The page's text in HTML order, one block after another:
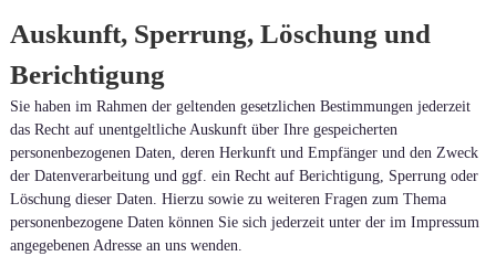
Auskunft, Sperrung, Löschung und
Berichtigung
Sie haben im Rahmen der geltenden gesetzlichen Bestimmungen jederzeit
das Recht auf unentgeltliche Auskunft über Ihre gespeicherten
personenbezogenen Daten, deren Herkunft und Empfänger und den Zweck
der Datenverarbeitung und ggf. ein Recht auf Berichtigung, Sperrung oder
Löschung dieser Daten. Hierzu sowie zu weiteren Fragen zum Thema
personenbezogene Daten können Sie sich jederzeit unter der im Impressum
angegebenen Adresse an uns wenden.